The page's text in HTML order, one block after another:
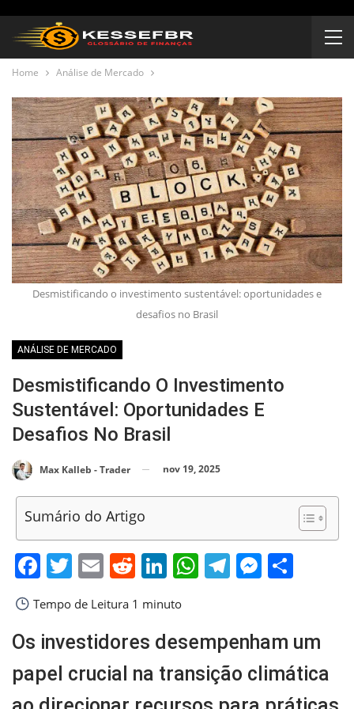
Home Análise de Mercado
Desmistificando o investimento sustentável: oportunidades e
desafios no Brasil
ANÁLISE DE MERCADO
Desmistificando O Investimento
Sustentável: Oportunidades E
Desafios No Brasil
Max Kalleb - Trader nov 19, 2025
Sumário do Artigo
Facebook
Twitter
EmailReddit
LinkedIn
WhatsApp
Telegram
Tempo de Leitura 1 minuto
Os investidores desempenham um
papel crucial na transição climática